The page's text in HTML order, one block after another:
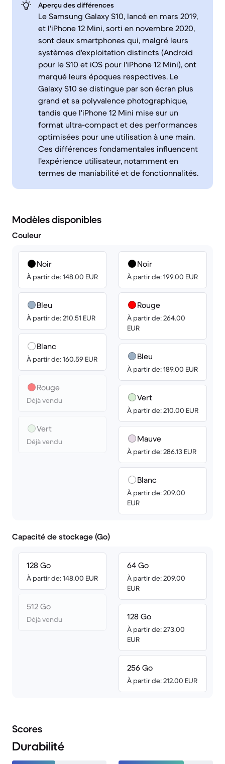
Aperçu des différences
Le Samsung Galaxy S10, lancé en mars 2019,
et l'iPhone 12 Mini, sorti en novembre 2020,
sont deux smartphones qui, malgré leurs
systèmes d'exploitation distincts (Android
pour le S10 et iOS pour l'iPhone 12 Mini), ont
marqué leurs époques respectives. Le
Galaxy S10 se distingue par son écran plus
grand et sa polyvalence photographique,
tandis que l'iPhone 12 Mini mise sur un
format ultra-compact et des performances
optimisées pour une utilisation à une main.
Ces différences fondamentales influencent
l'expérience utilisateur, notamment en
termes de maniabilité et de fonctionnalités.
Modèles disponibles
Couleur
Noir
À partir de: 148.00 EUR
Bleu
À partir de: 210.51 EUR
Blanc
À partir de: 160.59 EUR
Rouge
Déjà vendu
Vert
Déjà vendu
Noir
À partir de: 199.00 EUR
Rouge
À partir de: 264.00
EUR
Bleu
À partir de: 189.00 EUR
Vert
À partir de: 210.00 EUR
Mauve
À partir de: 286.13 EUR
Blanc
À partir de: 209.00
EUR
Capacité de stockage (Go)
128 Go
À partir de: 148.00 EUR
512 Go
Déjà vendu
64 Go
À partir de: 209.00
EUR
128 Go
À partir de: 273.00
EUR
256 Go
À partir de: 212.00 EUR
Scores
Durabilité